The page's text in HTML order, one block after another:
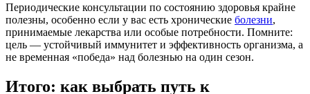
Периодические консультации по состоянию здоровья крайне
полезны, особенно если у вас есть хронические болезни,
принимаемые лекарства или особые потребности. Помните:
цель — устойчивый иммунитет и эффективность организма, а
не временная «победа» над болезнью на один сезон.
Итого: как выбрать путь к